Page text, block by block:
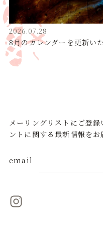
2026.07.28
8月のカレンダーを更新い
メーリングリストにご登
ントに関する最新情報をお
email